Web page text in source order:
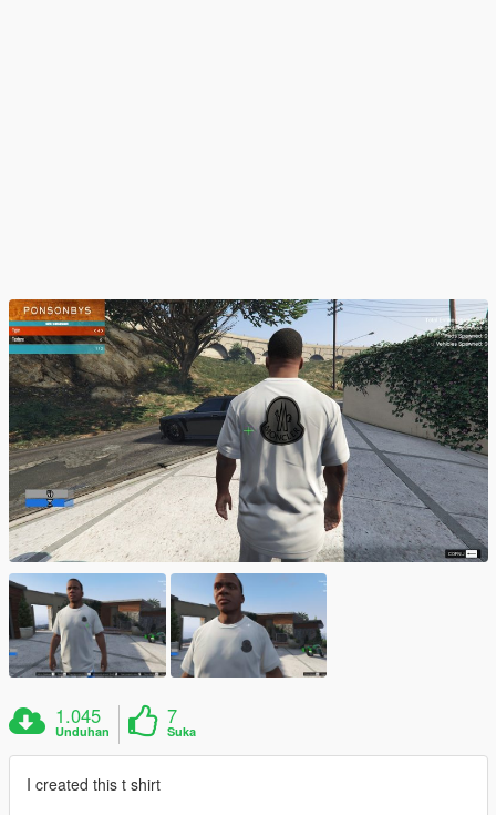
1.045
Unduhan
7
Suka
I created this t shirt